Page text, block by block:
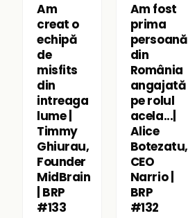
Am
creat o
echipă
de
misfits
din
intreaga
lume |
Timmy
Ghiurau,
Founder
MidBrain
| BRP
#133
Am fost
prima
persoană
din
România
angajată
pe rolul
acela...|
Alice
Botezatu,
CEO
Narrio |
BRP
#132